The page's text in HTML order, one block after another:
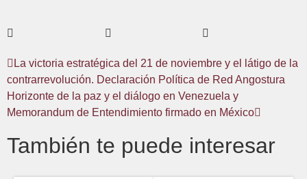
La victoria estratégica del 21 de noviembre y el látigo de la
contrarrevolución. Declaración Política de Red Angostura
Horizonte de la paz y el diálogo en Venezuela y
Memorandum de Entendimiento firmado en México
También te puede interesar